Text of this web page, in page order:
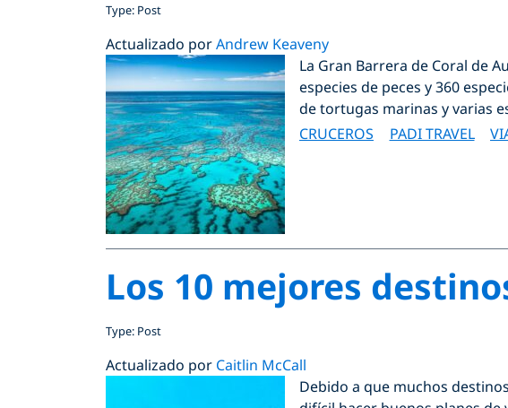
Type: Post
Actualizado porAndrew Keaveny
La Gran Barrera de Coral de
especies de peces y 360
de tortugas marinas y varias
CRUCEROS
PADI TRAVEL
Los 10 mejores
Type: Post
Actualizado por Caitlin McCall
Debido a que muchos